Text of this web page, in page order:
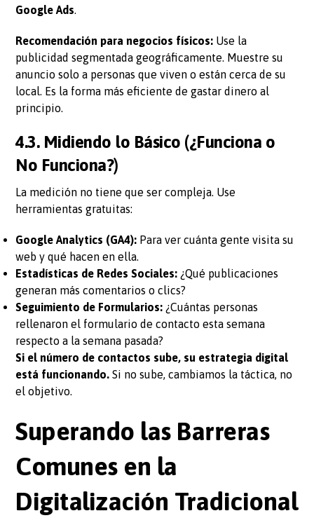
Google Ads
Recomendación para negocios físicos: Use la
publicidad segmentada geográficamente. Muestre su
anuncio solo a personas que viven o están cerca de su
local. Es la forma más eficiente de gastar dinero al
principio.
4.3. Midiendo lo Básico (¿Funciona o
No Funciona?)
La medición no tiene que ser compleja. Use
herramientas gratuitas:
Google Analytics (GA4): Para ver cuánta gente visita su
web y qué hacen en ella.
Estadísticas de Redes Sociales: ¿Qué publicaciones
generan más comentarios o clics?
Seguimiento de Formularios: ¿Cuántas personas
rellenaron el formulario de contacto esta semana
respecto a la semana pasada?
Si el número de contactos sube, su estrategia digital
está funcionando. Si no sube, cambiamos la táctica, no
el objetivo.
Superando las Barreras
Comunes en la
Digitalización Tradicional